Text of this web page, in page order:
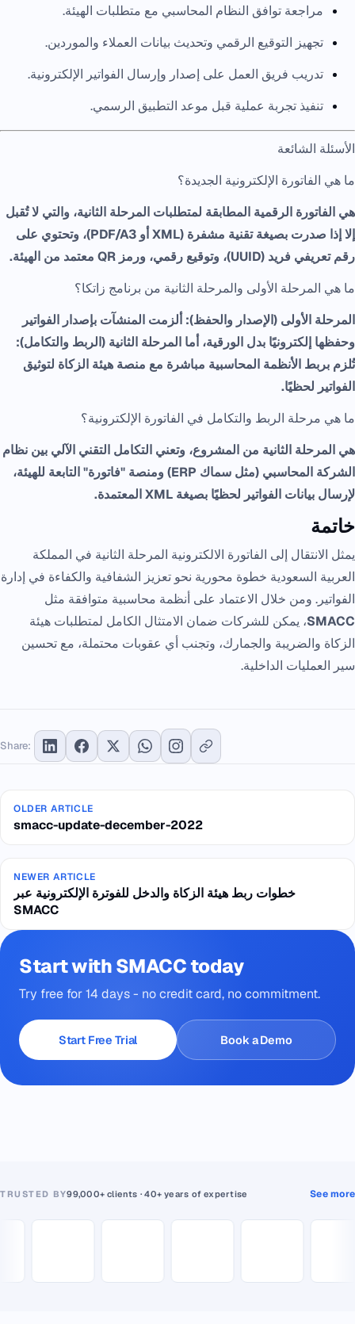
مراجعة توافق النظام المحاسبي مع متطلبات الهيئة.
تجهيز التوقيع الرقمي وتحديث بيانات العملاء والموردين.
تدريب فريق العمل على إصدار وإرسال الفواتير الإلكترونية.
تنفيذ تجربة عملية قبل موعد التطبيق الرسمي.
الأسئلة الشائعة
ما هي الفاتورة الإلكترونية الجديدة؟
هي الفاتورة الرقمية المطابقة لمتطلبات المرحلة الثانية، والتي لا تُقبل
إلا إذا صدرت بصيغة تقنية مشفرة (XML أو PDF/A3)، وتحتوي على
رقم تعريفي فريد (UUID)، وتوقيع رقمي، ورمز QR معتمد من الهيئة.
ما هي المرحلة الأولى والمرحلة الثانية من برنامج زاتكا؟
المرحلة الأولى (الإصدار والحفظ): ألزمت المنشآت بإصدار الفواتير
وحفظها إلكترونيًا بدل الورقية، أما المرحلة الثانية (الربط والتكامل):
تُلزم بربط الأنظمة المحاسبية مباشرة مع منصة هيئة الزكاة لتوثيق
الفواتير لحظيًا.
ما هي مرحلة الربط والتكامل في الفاتورة الإلكترونية؟
هي المرحلة الثانية من المشروع، وتعني التكامل التقني الآلي بين نظام
الشركة المحاسبي (مثل سماك ERP) ومنصة "فاتورة" التابعة للهيئة،
لإرسال بيانات الفواتير لحظيًا بصيغة XML المعتمدة.
خاتمة
يمثل الانتقال إلى الفاتورة الالكترونية المرحلة الثانية في المملكة
العربية السعودية خطوة محورية نحو تعزيز الشفافية والكفاءة في إدارة
الفواتير. ومن خلال الاعتماد على أنظمة محاسبية متوافقة مثل
SMACC، يمكن للشركات ضمان الامتثال الكامل لمتطلبات هيئة
الزكاة والضريبة والجمارك، وتجنب أي عقوبات محتملة، مع تحسين
سير العمليات الداخلية.
Share:
OLDER ARTICLE
smacc-update-december-2022
NEWER ARTICLE
خطوات ربط هيئة الزكاة والدخل للفوترة الإلكترونية عبر
SMACC
Start with SMACC today
Try free for 14 days - no credit card, no commitment.
Start Free Trial Book a Demo
TRUSTED BY99,000+ clients · 40+ years of expertise See more